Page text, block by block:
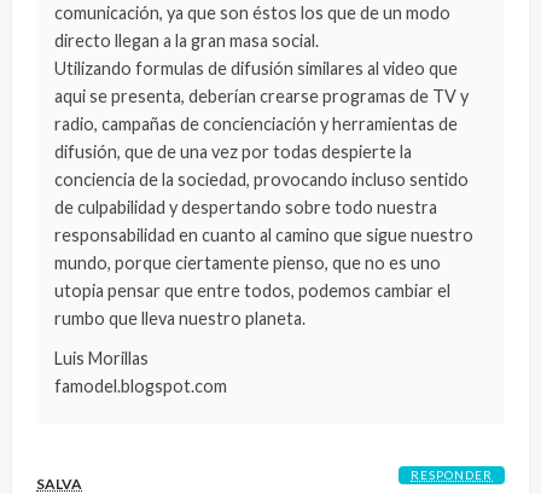
comunicación, ya que son éstos los que de un modo
directo llegan a la gran masa social.
Utilizando formulas de difusión similares al video que
aqui se presenta, deberían crearse programas de TV y
radio, campañas de concienciación y herramientas de
difusión, que de una vez por todas despierte la
conciencia de la sociedad, provocando incluso sentido
de culpabilidad y despertando sobre todo nuestra
responsabilidad en cuanto al camino que sigue nuestro
mundo, porque ciertamente pienso, que no es uno
utopia pensar que entre todos, podemos cambiar el
rumbo que lleva nuestro planeta.
Luis Morillas
famodel.blogspot.com
SALVA
RESPONDER